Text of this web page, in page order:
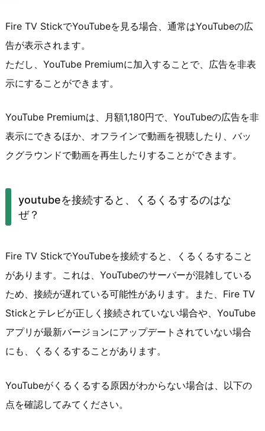
Fire TV StickでYouTubeを見る場合、通常はYouTubeの広
告が表示されます。
ただし、YouTube Premiumに加入することで、広告を非表
示にすることができます。
YouTube Premiumは、月額1,180円で、YouTubeの広告を非
表示にできるほか、オフラインで動画を視聴したり、バッ
クグラウンドで動画を再生したりすることができます。
youtubeを接続すると、くるくるするのはな
ぜ？
Fire TV StickでYouTubeを接続すると、くるくるすること
があります。これは、YouTubeのサーバーが混雑している
ため、接続が遅れている可能性があります。また、Fire TV
Stickとテレビが正しく接続されていない場合や、YouTube
アプリが最新バージョンにアップデートされていない場合
にも、くるくるすることがあります。
YouTubeがくるくるする原因がわからない場合は、以下の
点を確認してみてください。